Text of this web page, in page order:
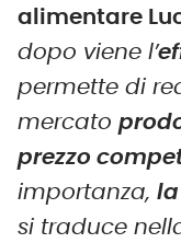
alimentare
dopo viene l’
permette di
mercato
prezzo
importanza, la
si traduce